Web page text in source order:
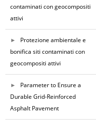
contaminati con geocompositi
attivi
Protezione ambientale e
bonifica siti contaminati con
geocompositi attivi
Parameter to Ensure a
Durable Grid-Reinforced
Asphalt Pavement